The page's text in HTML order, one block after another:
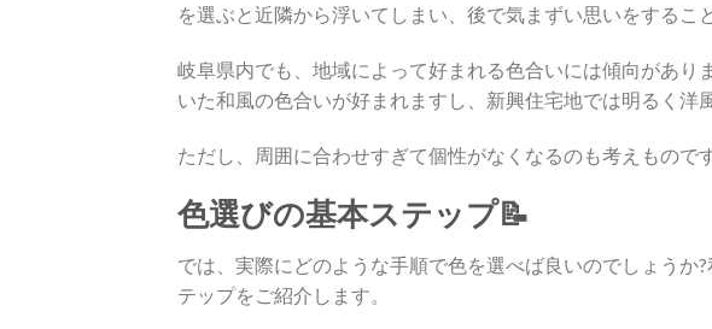
を選ぶと近隣から浮いてしまい、後で気まずい思いをするこ
岐阜県内でも、地域によって好まれる色合いには傾向があ
いた和風の色合いが好まれますし、新興住宅地では明るく洋
ただし、周囲に合わせすぎて個性がなくなるのも考えもの
色選びの基本ステップ📝
では、実際にどのような手順で色を選べば良いのでしょうか
テップをご紹介します。